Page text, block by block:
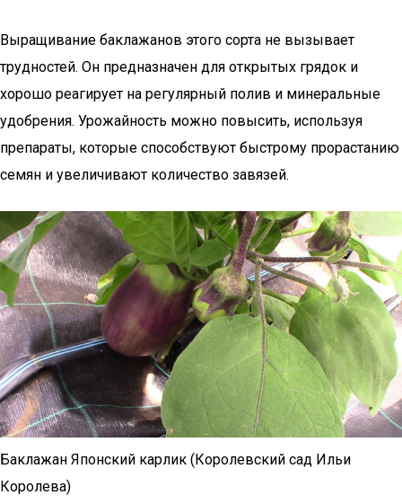
Выращивание баклажанов этого сорта не вызывает
трудностей. Он предназначен для открытых грядок и
хорошо реагирует на регулярный полив и минеральные
удобрения. Урожайность можно повысить, используя
препараты, которые способствуют быстрому прорастанию
семян и увеличивают количество завязей.
Баклажан Японский карлик (Королевский сад Ильи
Королева)